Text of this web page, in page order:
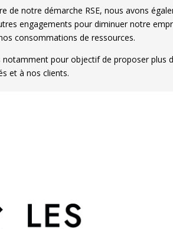
de notre démarche RSE, nous avons
engagements pour diminuer notre
consommations de ressources.
notamment pour objectif de proposer plus
et à nos clients.